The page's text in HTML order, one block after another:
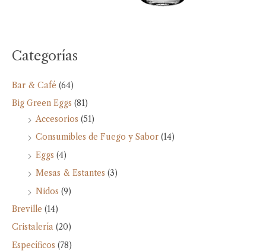
Categorías
Bar & Café (64)
Big Green Eggs (81)
Accesorios (51)
Consumibles de Fuego y Sabor (14)
Eggs (4)
Mesas & Estantes (3)
Nidos (9)
Breville (14)
Cristalería (20)
Específicos (78)